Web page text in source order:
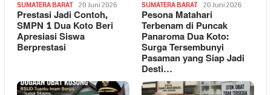
SUMATERA BARAT 20 Juni 2026
Prestasi Jadi Contoh,
SMPN 1 Dua Koto Beri
Apresiasi Siswa
Berprestasi
SUMATERA BARAT 20 Juni 2026
Pesona Matahari
Terbenam di Puncak
Panaroma Dua Koto:
Surga Tersembunyi
Pasaman yang Siap Jadi
Desti…